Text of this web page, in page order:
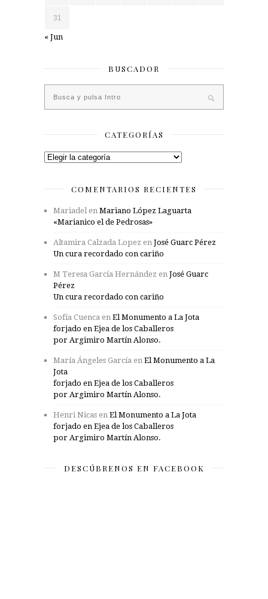
31
« Jun
BUSCADOR
CATEGORÍAS
Categorías
COMENTARIOS RECIENTES
Mariadel en Mariano López Laguarta
«Marianico el de Pedrosas»
Altamira Calzada Lopez en José Guarc Pérez
Un cura recordado con cariño
M Teresa García Hernández en José Guarc
Pérez
Un cura recordado con cariño
Sofía Cuenca en El Monumento a La Jota
forjado en Ejea de los Caballeros
por Argimiro Martín Alonso.
María Ángeles García en El Monumento a La
Jota
forjado en Ejea de los Caballeros
por Argimiro Martín Alonso.
Henri Nicas en El Monumento a La Jota
forjado en Ejea de los Caballeros
por Argimiro Martín Alonso.
DESCÚBRENOS EN FACEBOOK